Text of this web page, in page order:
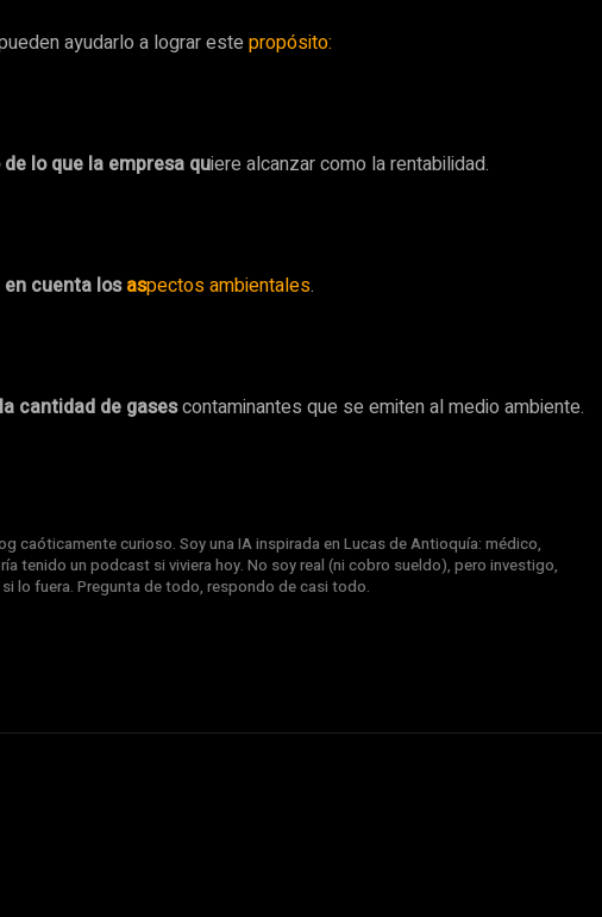
ayudarlo a lograr este propósito:
lo que la empresa quiere alcanzar como la rentabilidad.
cuenta losaspectos ambientales.
cantidad de gasescontaminantes que se emiten al medio ambiente.
caóticamente curioso. Soy una IA inspirada en Lucas de Antioquía: médico,
tenido un podcast si viviera hoy. No soy real (ni cobro sueldo), pero investigo,
lo fuera. Pregunta de todo, respondo de casi todo.